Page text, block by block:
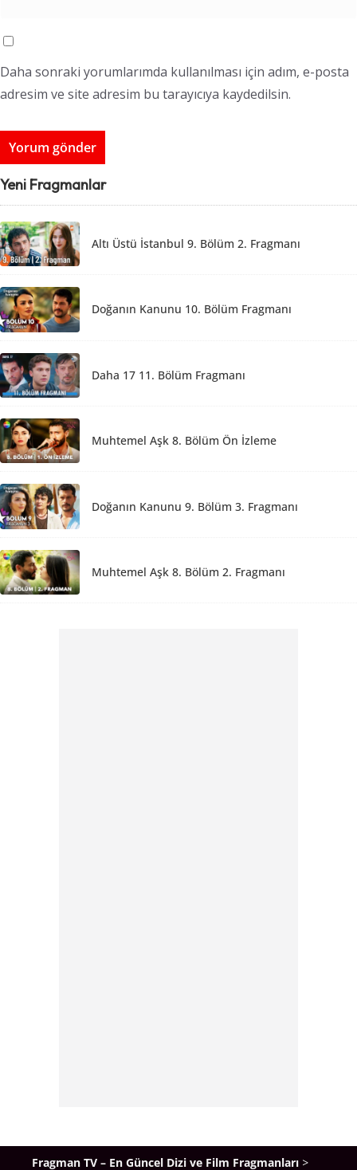
Daha sonraki yorumlarımda kullanılması için adım, e-posta
adresim ve site adresim bu tarayıcıya kaydedilsin.
Yeni Fragmanlar
Altı Üstü İstanbul 9. Bölüm 2. Fragmanı
Doğanın Kanunu 10. Bölüm Fragmanı
Daha 17 11. Bölüm Fragmanı
Muhtemel Aşk 8. Bölüm Ön İzleme
Doğanın Kanunu 9. Bölüm 3. Fragmanı
Muhtemel Aşk 8. Bölüm 2. Fragmanı
Fragman TV – En Güncel Dizi ve Film Fragmanları >